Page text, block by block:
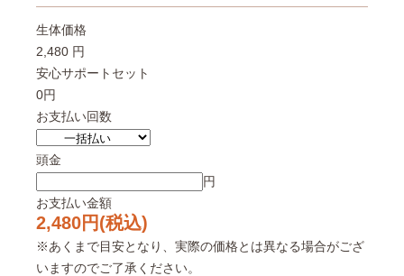
生体価格
2,480 円
安心サポートセット
0円
お支払い回数
頭金
円
お支払い金額
2,480円(税込)
※あくまで目安となり、実際の価格とは異なる場合がござ
いますのでご了承ください。